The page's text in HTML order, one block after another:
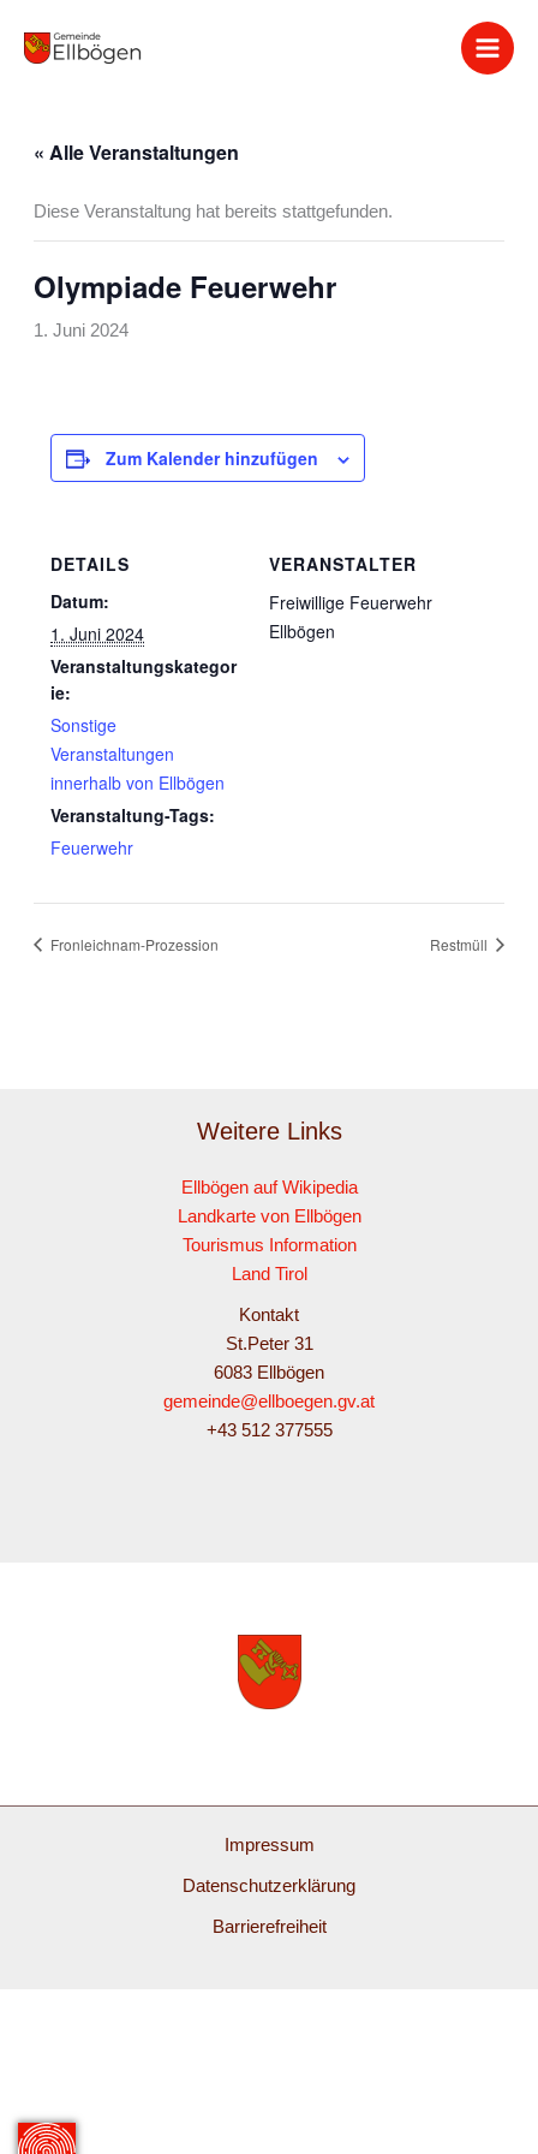
Inhalt
« Alle Veranstaltungen
Diese Veranstaltung hat bereits stattgefunden.
Olympiade Feuerwehr
1. Juni 2024
Zum Kalender hinzufügen
DETAILS
Datum:
1. Juni 2024
Veranstaltungskategor
ie:
Sonstige
Veranstaltungen
innerhalb von Ellbögen
Veranstaltung-Tags:
Feuerwehr
VERANSTALTER
Freiwillige Feuerwehr
Ellbögen
Fronleichnam-Prozession Restmüll
Weitere Links
Ellbögen auf Wikipedia
Landkarte von Ellbögen
Tourismus Information
Land Tirol
Kontakt
St.Peter 31
6083 Ellbögen
gemeinde@ellboegen.gv.at
+43 512 377555
Impressum
Datenschutzerklärung
Barrierefreiheit